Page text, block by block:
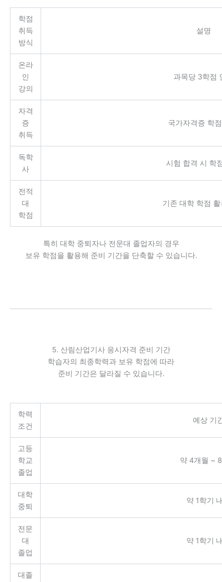
학점
취득
방식
설명
온라
인
강의
과목당 3학점
자격
증
취득
국가자격증 학
독학
사
시험 합격 시 학
전적
대
학점
기존 대학 학점
특히 대학 중퇴자나 전문대 졸업자의 경우
보유 학점을 활용해 준비 기간을 단축할 수 있습니다.
5. 산림산업기사 응시자격 준비 기간
학습자의 최종학력과 보유 학점에 따라
준비 기간은 달라질 수 있습니다.
학력
조건
예상 기
고등
학교
졸업
약 4개월 ~
대학
중퇴
약 1학기
전문
대
졸업
약 1학기
대졸